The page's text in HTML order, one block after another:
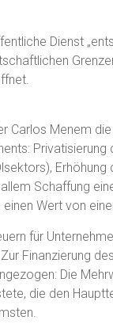
Dienst
Carlos Menem
Privatisierung
Erhöhung
Schaffung
Wert von
für
Finanzierung
Die
die den